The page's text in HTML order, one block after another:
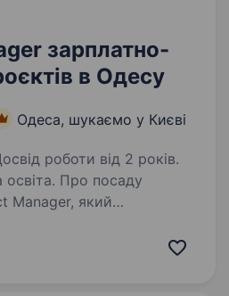
зарплатно-
в Одесу
Одеса, шукаємо у Києві
роботи від 2 років.
посаду
Manager, який